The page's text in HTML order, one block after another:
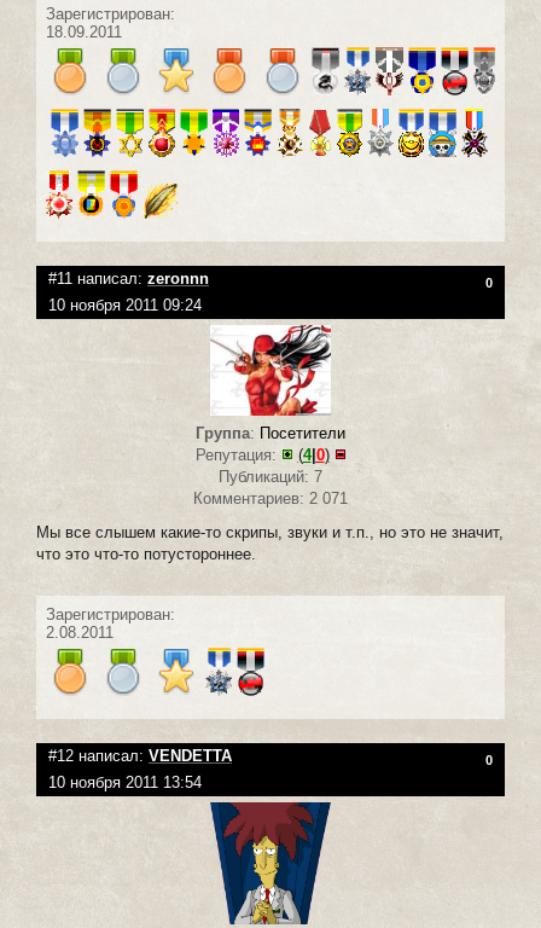
Зарегистрирован:
18.09.2011
#11 написал: zeronnn 0
10 ноября 2011 09:24
Группа: Посетители
Репутация:
(4| 0)
Публикаций: 7
Комментариев: 2 071
Мы все слышем какие-то скрипы, звуки и т.п., но это не значит,
что это что-то потустороннее.
Зарегистрирован:
2.08.2011
#12 написал: VENDETTA 0
10 ноября 2011 13:54